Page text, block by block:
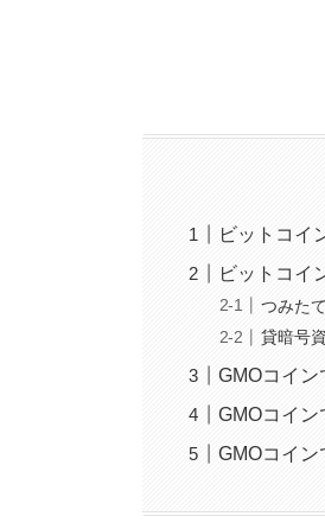
ビットコイ
ビットコイ
つみた
貸暗号
GMOコイ
GMOコイ
GMOコイン